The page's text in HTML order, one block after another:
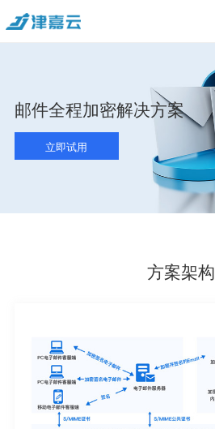
邮件全程加密解决方案
立即试用
方案架构